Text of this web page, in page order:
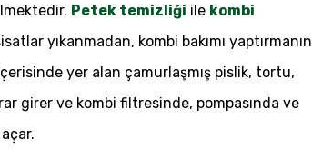
Petek temizliği ile kombi
yıkanmadan, kombi bakımı yaptırmanın
yer alan çamurlaşmış pislik, tortu,
girer ve kombi filtresinde, pompasında ve